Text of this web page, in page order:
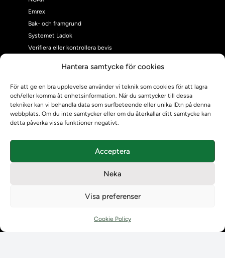
Hantera samtycke för cookies
För att ge en bra upplevelse använder vi teknik som cookies för att lagra
och/eller komma åt enhetsinformation. När du samtycker till dessa
tekniker kan vi behandla data som surfbeteende eller unika ID:n på denna
webbplats. Om du inte samtycker eller om du återkallar ditt samtycke kan
detta påverka vissa funktioner negativt.
Acceptera
Neka
Visa preferenser
Cookie Policy
Emrex
Bak- och framgrund
Systemet Ladok
Verifiera eller kontrollera bevis
Om oss
Om Ladokkonsortiet
Ladokkonsortiet internationellt
Vision, strategi och produktplan
Kontaktuppgifter för studenters Ladoksupport